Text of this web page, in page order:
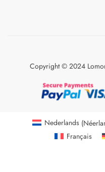
Copyright © 2024
Nederlands (
Français